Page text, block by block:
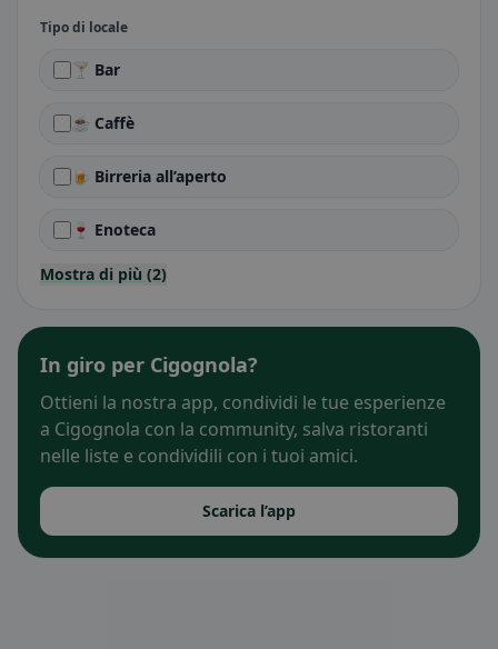
Tipo di locale
🍸 Bar
☕ Caffè
🍺 Birreria all’aperto
🍷 Enoteca
Mostra di più (2)
In giro per Cigognola?
Ottieni la nostra app, condividi le tue esperienze
a Cigognola con la community, salva ristoranti
nelle liste e condividili con i tuoi amici.
Scarica l’app